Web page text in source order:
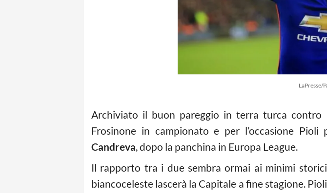
LaPresse/
Archiviato il buon pareggio in terra turca contro
Frosinone in campionato e per l’occasione
Candreva, dopo la panchina in Europa League.
Il rapporto tra i due sembra ormai ai minimi
biancoceleste lascerà la Capitale a fine stagione.